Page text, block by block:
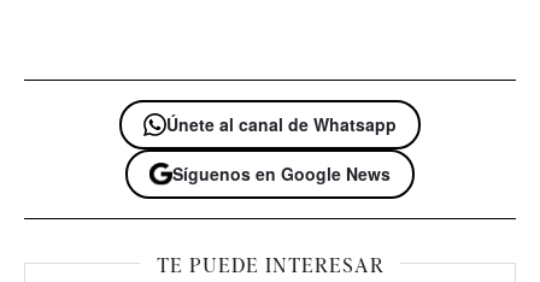
Únete al canal de Whatsapp
Síguenos en Google News
TE PUEDE INTERESAR